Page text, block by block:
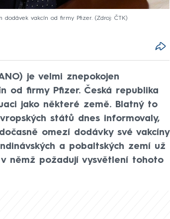
dodávek vakcín od firmy Pfizer. Zdroj: ČTK
je velmi znepokojen
od firmy Pfizer. Česká republika
jako některé země. Blatný to
států dnes informovaly,
omezí dodávky své vakcíny
a pobaltských zemí už
němž požadují vysvětlení tohoto